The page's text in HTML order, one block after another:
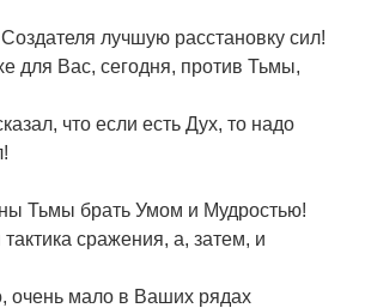
лучшую расстановку сил!
для Вас, сегодня, против Тьмы,
что если есть Дух, то надо
Тьмы брать Умом и Мудростью!
сражения, а, затем, и
очень мало в Ваших рядах